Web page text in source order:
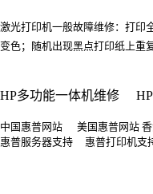
激光打印机一般故障维修：打印
变色；随机出现黑点打印纸上重
HP多功能一体机维修
中国惠普网站 美国惠普网
惠普服务器支持 惠普打印机